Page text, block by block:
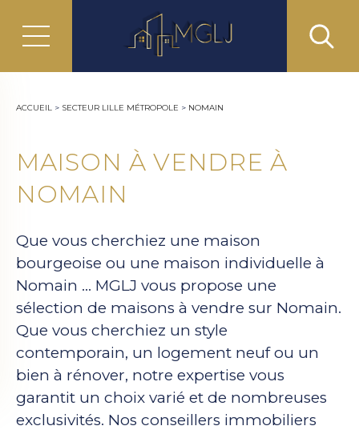
ACCUEIL > SECTEUR LILLE MÉTROPOLE > NOMAIN
MAISON À VENDRE À
NOMAIN
Que vous cherchiez une maison
bourgeoise ou une maison individuelle à
Nomain ... MGLJ vous propose une
sélection de maisons à vendre sur Nomain.
Que vous cherchiez un style
contemporain, un logement neuf ou un
bien à rénover, notre expertise vous
garantit un choix varié et de nombreuses
exclusivités. Nos conseillers immobiliers